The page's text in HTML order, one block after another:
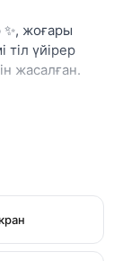
жоғары
тіл үйірер
жасалған.
деңгейде